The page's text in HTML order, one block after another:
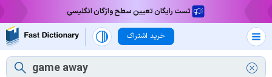
تست رایگان تعیین سطح واژگان انگلیسی
خرید اشتراک